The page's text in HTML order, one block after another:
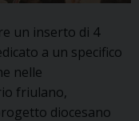
un inserto di 4
a un specifico
nelle
friulano,
diocesano